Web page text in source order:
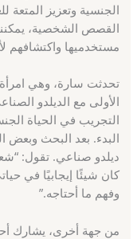
الجنسية وتعزيز
القصص الشخصية،
مستخدميها واكتشافهم
تحدثت سارة، وهي امرأة
الأولى مع الديلدو
التجريب في الحياة
البدء. بعد البحث وبعض
ديلدو صناعي. تقول:
كان شيئًا إيجابيًا في
وفهم ما أحتاجه.”
من جهة أخرى، يشارك